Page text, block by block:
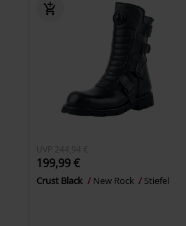
UVP 244,94 €
199,99 €
Crust Black New Rock Stiefel